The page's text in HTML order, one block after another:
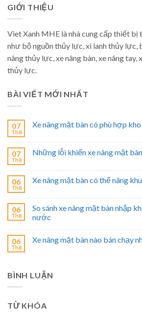
GIỚI THIỆU
Viet Xanh MHE là nhà cung cấp thiết bị
như bộ nguồn thủy lực, xi lanh thủy lực,
nâng thủy lực, xe nâng bàn, xe nâng tay,
thủy lực.
BÀI VIẾT MỚI NHẤT
07
Th8
Xe nâng mặt bàn có phù hợp
07
Th8
Những lỗi khiến xe nâng mặt
06
Th8
Xe nâng mặt bàn có thể nâng
06
Th8
So sánh xe nâng mặt bàn nhập
nước
06
Th8
Xe nâng mặt bàn nào bán chạy
BÌNH LUẬN
TỪ KHÓA